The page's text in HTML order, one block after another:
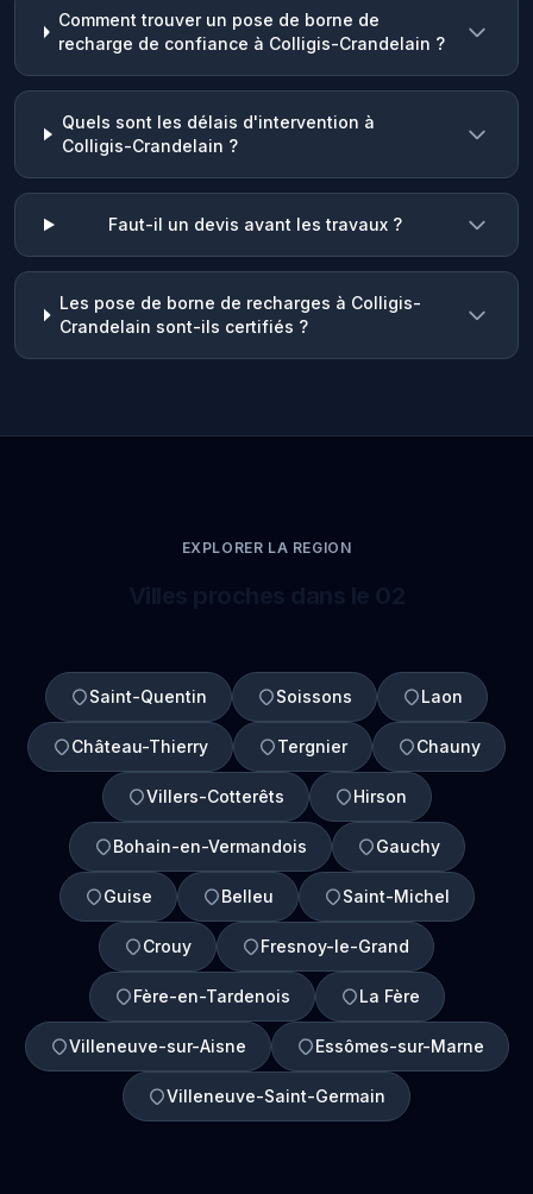
Comment trouver un pose de borne de
recharge de confiance à Colligis-Crandelain ?
Quels sont les délais d'intervention à
Colligis-Crandelain ?
Faut-il un devis avant les travaux ?
Les pose de borne de recharges à Colligis-
Crandelain sont-ils certifiés ?
EXPLORER LA REGION
Saint-Quentin Soissons Laon
Château-Thierry Tergnier Chauny
Villers-Cotterêts Hirson
Bohain-en-Vermandois Gauchy
Guise Belleu Saint-Michel
Crouy Fresnoy-le-Grand
Fère-en-Tardenois La Fère
Villeneuve-sur-Aisne Essômes-sur-Marne
Villeneuve-Saint-Germain